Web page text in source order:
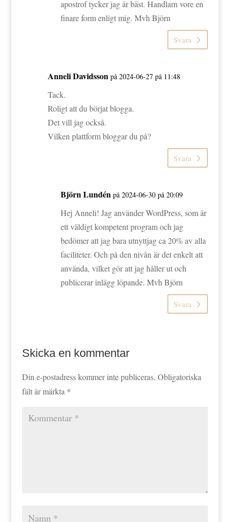
apostrof tycker jag är bäst. Handlarn vore en
finare form enligt mig. Mvh Björn
Svara
Anneli Davidsson på 2024-06-27 på 11:48
Tack.
Roligt att du börjat blogga.
Det vill jag också.
Vilken plattform bloggar du på?
Svara
Björn Lundén på 2024-06-30 på 20:09
Hej Anneli! Jag använder WordPress, som är
ett väldigt kompetent program och jag
bedömer att jag bara utnyttjag ca 20% av alla
faciliteter. Och på den nivån är det enkelt att
använda, vilket gör att jag håller ut och
publicerar inlägg löpande. Mvh Björn
Svara
Skicka en kommentar
Din e-postadress kommer inte publiceras. Obligatoriska
fält är märkta *